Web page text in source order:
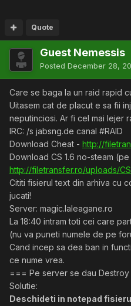
Quote
Guest Nemessis
Posted December 28,
Care se baga la un raid rapid
Uitasem cat de placut e sa fii
neputinciosi. Ar fi cel mai lejer
IRC: /s jabsng.de canal #RAID
Download Cheat - http://
Download CS 1.6 no-steam
http://filetransfer.ro/uploads/
Cititi fisierul text din arhiva cu
jucati!
Server: magic.laleagane.ro
La 18:40 intram toti cei care
(nu va puneti numele de pe
Cand incep sa dea ban in
ce nume vrea.
=== Pe server se dau
Solutie:
Deschideti in notepad